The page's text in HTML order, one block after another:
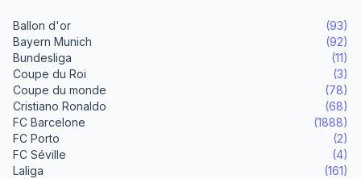
Ballon d'or
(93)
Bayern Munich
(92)
Bundesliga
(11)
Coupe du Roi
(3)
Coupe du monde
(78)
Cristiano Ronaldo
(68)
FC Barcelone
(1888)
FC Porto
(2)
FC Séville
(4)
Laliga
(161)